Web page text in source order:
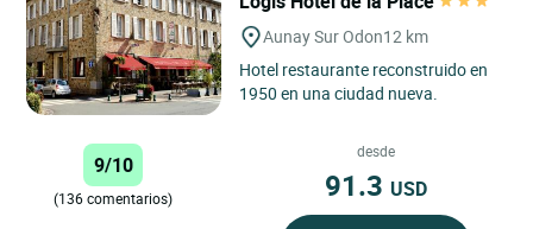
Aunay Sur Odon12 km
Hotel restaurante reconstruido en
1950 en una ciudad nueva.
9/10
(136 comentarios)
desde
91.3 USD